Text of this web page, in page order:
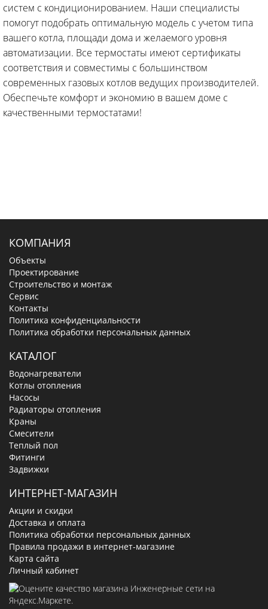
систем с кондиционированием. Наши специалисты
помогут подобрать оптимальную модель с учетом типа
вашего котла, площади дома и желаемого уровня
автоматизации. Все термостаты имеют сертификаты
соответствия и совместимы с большинством
современных газовых котлов ведущих производителей.
Обеспечьте комфорт и экономию в вашем доме с
качественными термостатами!
КОМПАНИЯ
Объекты
Проектирование
Строительство и монтаж
Сервис
Контакты
Политика конфиденциальности
Политика обработки персональных данных
КАТАЛОГ
Водонагреватели
Котлы отопления
Насосы
Радиаторы отопления
Краны
Смесители
Теплый пол
Фитинги
Задвижки
ИНТЕРНЕТ-МАГАЗИН
Акции и скидки
Доставка и оплата
Политика обработки персональных данных
Правила продажи в интернет-магазине
Карта сайта
Личный кабинет